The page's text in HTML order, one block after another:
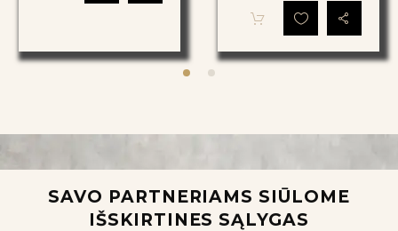
keletą
variantų.
puslapyje
YOU
Elite
Crew
SAVO PARTNERIAMS SIŪLOME
IŠSKIRTINES SĄLYGAS